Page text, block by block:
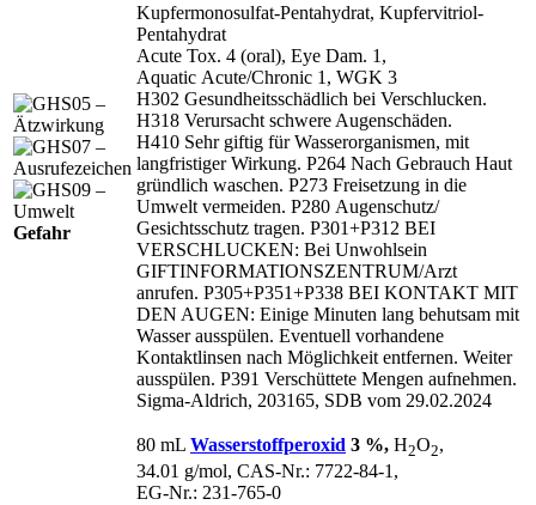
Gefahr
Kupfermonosulfat-Pentahydrat, Kupfervitriol-
Pentahydrat
Acute Tox. 4 (oral), Eye Dam. 1,
Aquatic Acute/Chronic 1, WGK 3
H302 Gesundheitsschädlich bei Verschlucken.
H318 Verursacht schwere Augenschäden.
H410 Sehr giftig für Wasserorganismen, mit
langfristiger Wirkung. P264 Nach Gebrauch Haut
gründlich waschen. P273 Freisetzung in die
Umwelt vermeiden. P280 Augenschutz/
Gesichtsschutz tragen. P301+P312 BEI
VERSCHLUCKEN: Bei Unwohlsein
GIFTINFORMATIONSZENTRUM/Arzt
anrufen. P305+P351+P338 BEI KONTAKT MIT
DEN AUGEN: Einige Minuten lang behutsam mit
Wasser ausspülen. Eventuell vorhandene
Kontaktlinsen nach Möglichkeit entfernen. Weiter
ausspülen. P391 Verschüttete Mengen aufnehmen.
Sigma-Aldrich, 203165, SDB vom 29.02.2024
80 mL Wasserstoffperoxid 3 %, H2O2,
34.01 g/mol, CAS‑Nr.: 7722‑84‑1,
EG‑Nr.: 231‑765‑0